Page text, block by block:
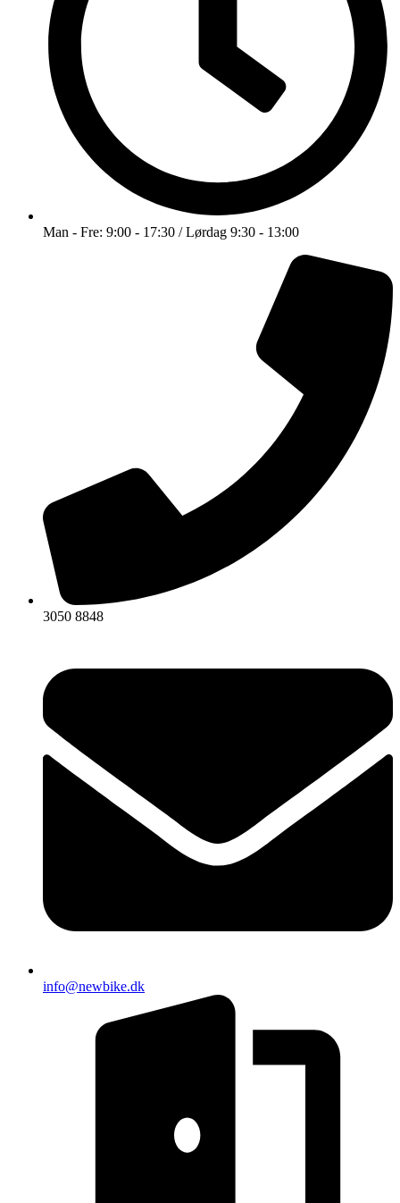
Man - Fre: 9:00 - 17:30 / Lørdag 9:30 - 13:00
3050 8848
info@newbike.dk